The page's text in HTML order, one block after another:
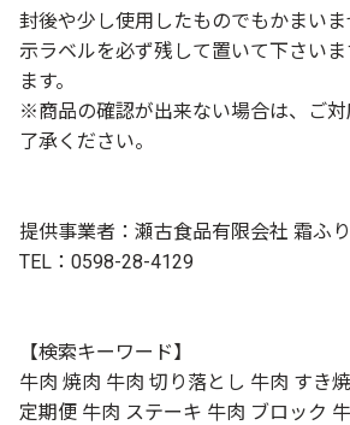
封後や少し使用したものでもかまい
示ラベルを必ず残して置いて下さい
ます。
※商品の確認が出来ない場合は、ご
了承ください。
提供事業者：瀬古食品有限会社 霜ふ
TEL：0598-28-4129
【検索キーワード】
牛肉 焼肉 牛肉 切り落とし 牛肉 すき
定期便 牛肉 ステーキ 牛肉 ブロック